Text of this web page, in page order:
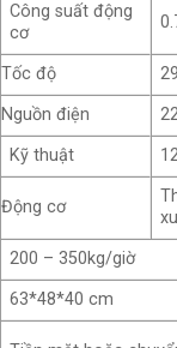
Công suất động
cơ
Tốc độ
Nguồn điện
Kỹ thuật
Động cơ
200 – 350kg/giờ
63*48*40 cm